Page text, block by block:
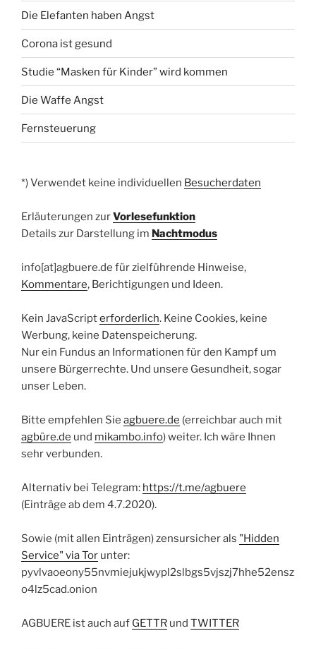
Die Elefanten haben Angst
Corona ist gesund
Studie “Masken für Kinder” wird kommen
Die Waffe Angst
Fernsteuerung
*) Verwendet keine individuellen Besucherdaten
Erläuterungen zurVorlesefunktion
Details zur Darstellung im Nachtmodus
info[at]agbuere.de für zielführende Hinweise,
Kommentare, Berichtigungen und Ideen.
Kein JavaScripterforderlich. Keine Cookies, keine
Werbung, keine Datenspeicherung.
Nur ein Fundus an Informationen für den Kampf um
unsere Bürgerrechte. Und unsere Gesundheit, sogar
unser Leben.
Bitte empfehlen Sie agbuere.de (erreichbar auch mit
agbüre.de und mikambo.info) weiter. Ich wäre Ihnen
sehr verbunden.
Alternativ bei Telegram: https://t.me/agbuere
(Einträge ab dem 4.7.2020).
Sowie (mit allen Einträgen) zensursicher als "Hidden
Service" via Tor unter:
pyvlvaoeony55nvmiejukjwypl2slbgs5vjszj7hhe52ensz
o4lz5cad.onion
AGBUERE ist auch auf GETTR und TWITTER